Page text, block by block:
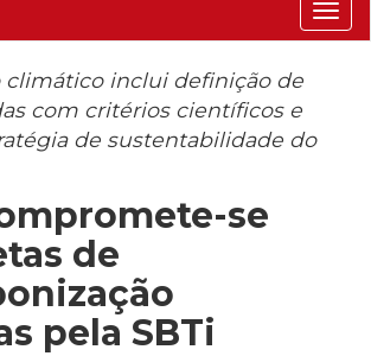
climático inclui definição de
com critérios científicos e
de sustentabilidade do
se
de
pela SBTi